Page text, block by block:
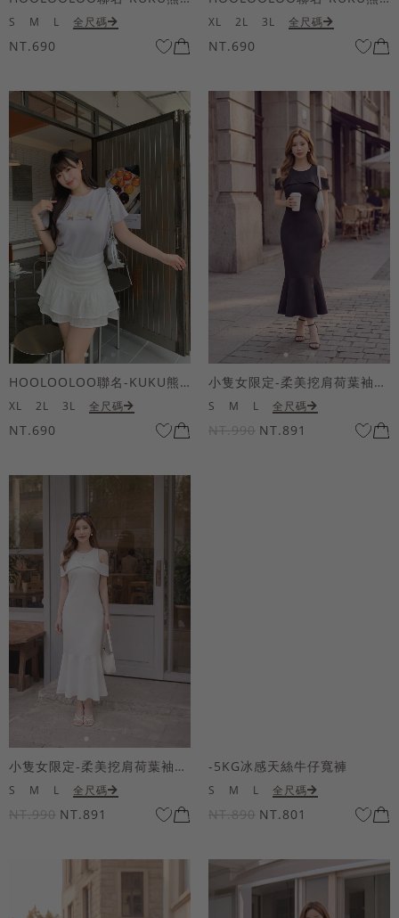
S M L 全尺碼
NT.690
XL 2L 3L 全尺碼
NT.690
HOOLOOLOO聯名-KUKU熊蝴蝶結短袖上衣
XL 2L 3L 全尺碼
NT.690
小隻女限定-柔美挖肩荷葉袖魚尾長洋裝
S M L 全尺碼
NT.990 NT.891
小隻女限定-柔美挖肩荷葉袖魚尾長洋裝
S M L 全尺碼
NT.990 NT.891
-5KG冰感天絲牛仔寬褲
S M L 全尺碼
NT.890 NT.801